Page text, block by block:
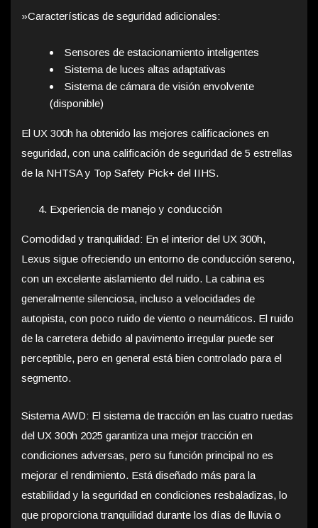
»Características de seguridad adicionales:
Sensores de estacionamiento inteligentes
Sistema de luces altas adaptativas
Sistema de cámara de visión envolvente
(disponible)
El UX 300h ha obtenido las mejores calificaciones en
seguridad, con una calificación de seguridad de 5 estrellas
de la NHTSA y Top Safety Pick+ del IIHS.
Experiencia de manejo y conducción
Comodidad y tranquilidad: En el interior del UX 300h,
Lexus sigue ofreciendo un entorno de conducción sereno,
con un excelente aislamiento del ruido. La cabina es
generalmente silenciosa, incluso a velocidades de
autopista, con poco ruido de viento o neumáticos. El ruido
de la carretera debido al pavimento irregular puede ser
perceptible, pero en general está bien controlado para el
segmento.
Sistema AWD: El sistema de tracción en las cuatro ruedas
del UX 300h 2025 garantiza una mejor tracción en
condiciones adversas, pero su función principal no es
mejorar el rendimiento. Está diseñado más para la
estabilidad y la seguridad en condiciones resbaladizas, lo
que proporciona tranquilidad durante los días de lluvia o